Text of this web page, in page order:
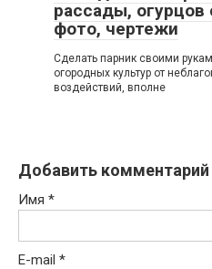
рассады, огурцов
фото, чертежи
Сделать парник своими
огородных культур от
воздействий, вполне
Добавить комментарий
Имя *
E-mail *